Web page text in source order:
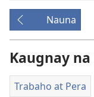
Nauna
Kaugnay
Trabaho at Pera